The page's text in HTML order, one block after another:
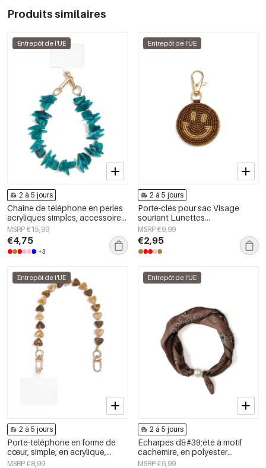
Produits similaires
Entrepôt de l'UE
2 à 5 jours
Chaîne de téléphone en perles
acryliques simples, accessoires
du quotidien
MSRP €15,99
€4,75
+3
Entrepôt de l'UE
2 à 5 jours
Porte-clés pour sac Visage
souriant Lunettes
décontractées Accessoires du
quotidien
MSRP €9,99
€2,95
Entrepôt de l'UE
2 à 5 jours
Porte-téléphone en forme de
cœur, simple, en acrylique,
accessoire du quotidien
MSRP €8,99
Entrepôt de l'UE
2 à 5 jours
Écharpes d&#39;été à motif
cachemire, en polyester
classique, accessoires du
MSRP €6,99